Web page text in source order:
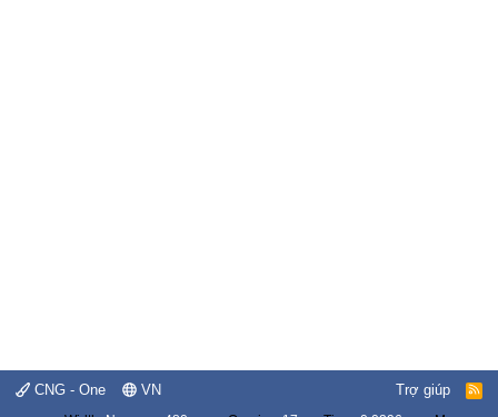
CNG - One VN Trợ giúp
R